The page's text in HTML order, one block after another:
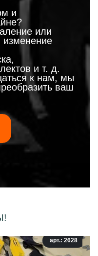
и
или
изменение
и т. д.
к нам, мы
ваш
арт.: 2628